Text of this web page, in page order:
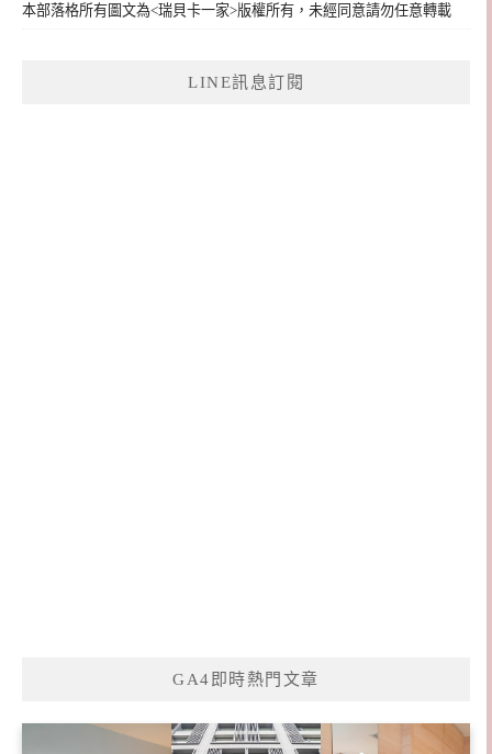
本部落格所有圖文為<瑞貝卡一家>版權所有，未經同意請勿任意轉載
LINE訊息訂閱
GA4即時熱門文章